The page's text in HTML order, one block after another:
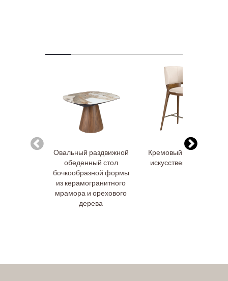
Овальный раздвижной
обеденный стол
бочкообразной формы
из керамогранитного
мрамора и орехового
дерева
Кремовый табурет из
искусственной кожи